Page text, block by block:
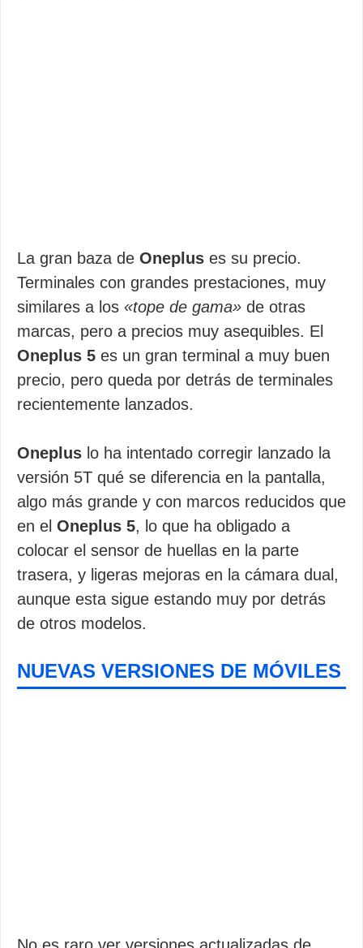
La gran baza de Oneplus es su precio.
Terminales con grandes prestaciones, muy
similares a los «tope de gama» de otras
marcas, pero a precios muy asequibles. El
Oneplus 5 es un gran terminal a muy buen
precio, pero queda por detrás de terminales
recientemente lanzados.
Oneplus lo ha intentado corregir lanzado la
versión 5T qué se diferencia en la pantalla,
algo más grande y con marcos reducidos que
en el Oneplus 5, lo que ha obligado a
colocar el sensor de huellas en la parte
trasera, y ligeras mejoras en la cámara dual,
aunque esta sigue estando muy por detrás
de otros modelos.
NUEVAS VERSIONES DE MÓVILES